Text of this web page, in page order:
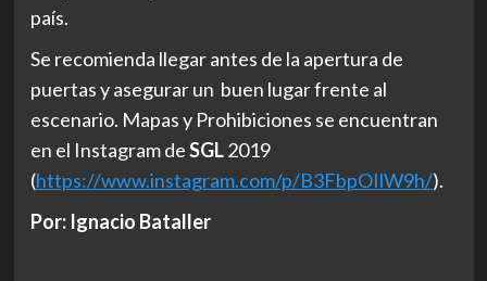
país.
Se recomienda llegar antes de la apertura de
puertas y asegurar un buen lugar frente al
escenario. Mapas y Prohibiciones se encuentran
en el Instagram deSGL2019
(https://www.instagram.com/p/B3FbpOIlW9h/).
Por: Ignacio Bataller